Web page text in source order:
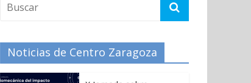
Noticias de Centro Zaragoza